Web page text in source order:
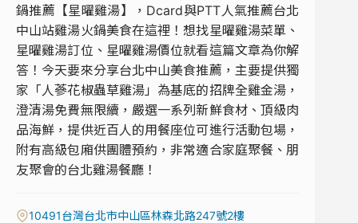
鍋推薦【星曜雞湯】，Dcard與PTT人氣推薦台北
中山站雞湯火鍋美食在這裡！想找星曜雞湯菜單、
星曜雞湯訂位、星曜雞湯價位就看這篇文章為你解
答！今天要來分享台北中山美食推薦，主要提供獨
家「人蔘花椒蟲草雞湯」為基底的招牌全雞金湯，
澄清湯免費無限續，嚴選一系列新鮮食材、頂級肉
品海鮮，提供近百人的用餐座位可進行活動包場，
附有高級包廂供團體預約，非常適合家庭聚餐、朋
友聚會的台北雞湯餐廳！
10491台灣台北市中山區林森北路247號2樓